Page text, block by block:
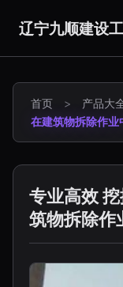
辽宁九顺建设
首页 > 产品大
在建筑物拆除作
专业高效
筑物拆除作